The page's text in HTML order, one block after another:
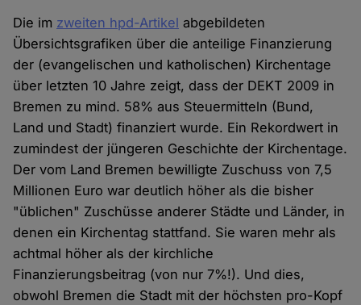
Die im zweiten hpd-Artikel abgebildeten
Übersichtsgrafiken über die anteilige Finanzierung
der (evangelischen und katholischen) Kirchentage
über letzten 10 Jahre zeigt, dass der DEKT 2009 in
Bremen zu mind. 58% aus Steuermitteln (Bund,
Land und Stadt) finanziert wurde. Ein Rekordwert in
zumindest der jüngeren Geschichte der Kirchentage.
Der vom Land Bremen bewilligte Zuschuss von 7,5
Millionen Euro war deutlich höher als die bisher
"üblichen" Zuschüsse anderer Städte und Länder, in
denen ein Kirchentag stattfand. Sie waren mehr als
achtmal höher als der kirchliche
Finanzierungsbeitrag (von nur 7%!). Und dies,
obwohl Bremen die Stadt mit der höchsten pro-Kopf